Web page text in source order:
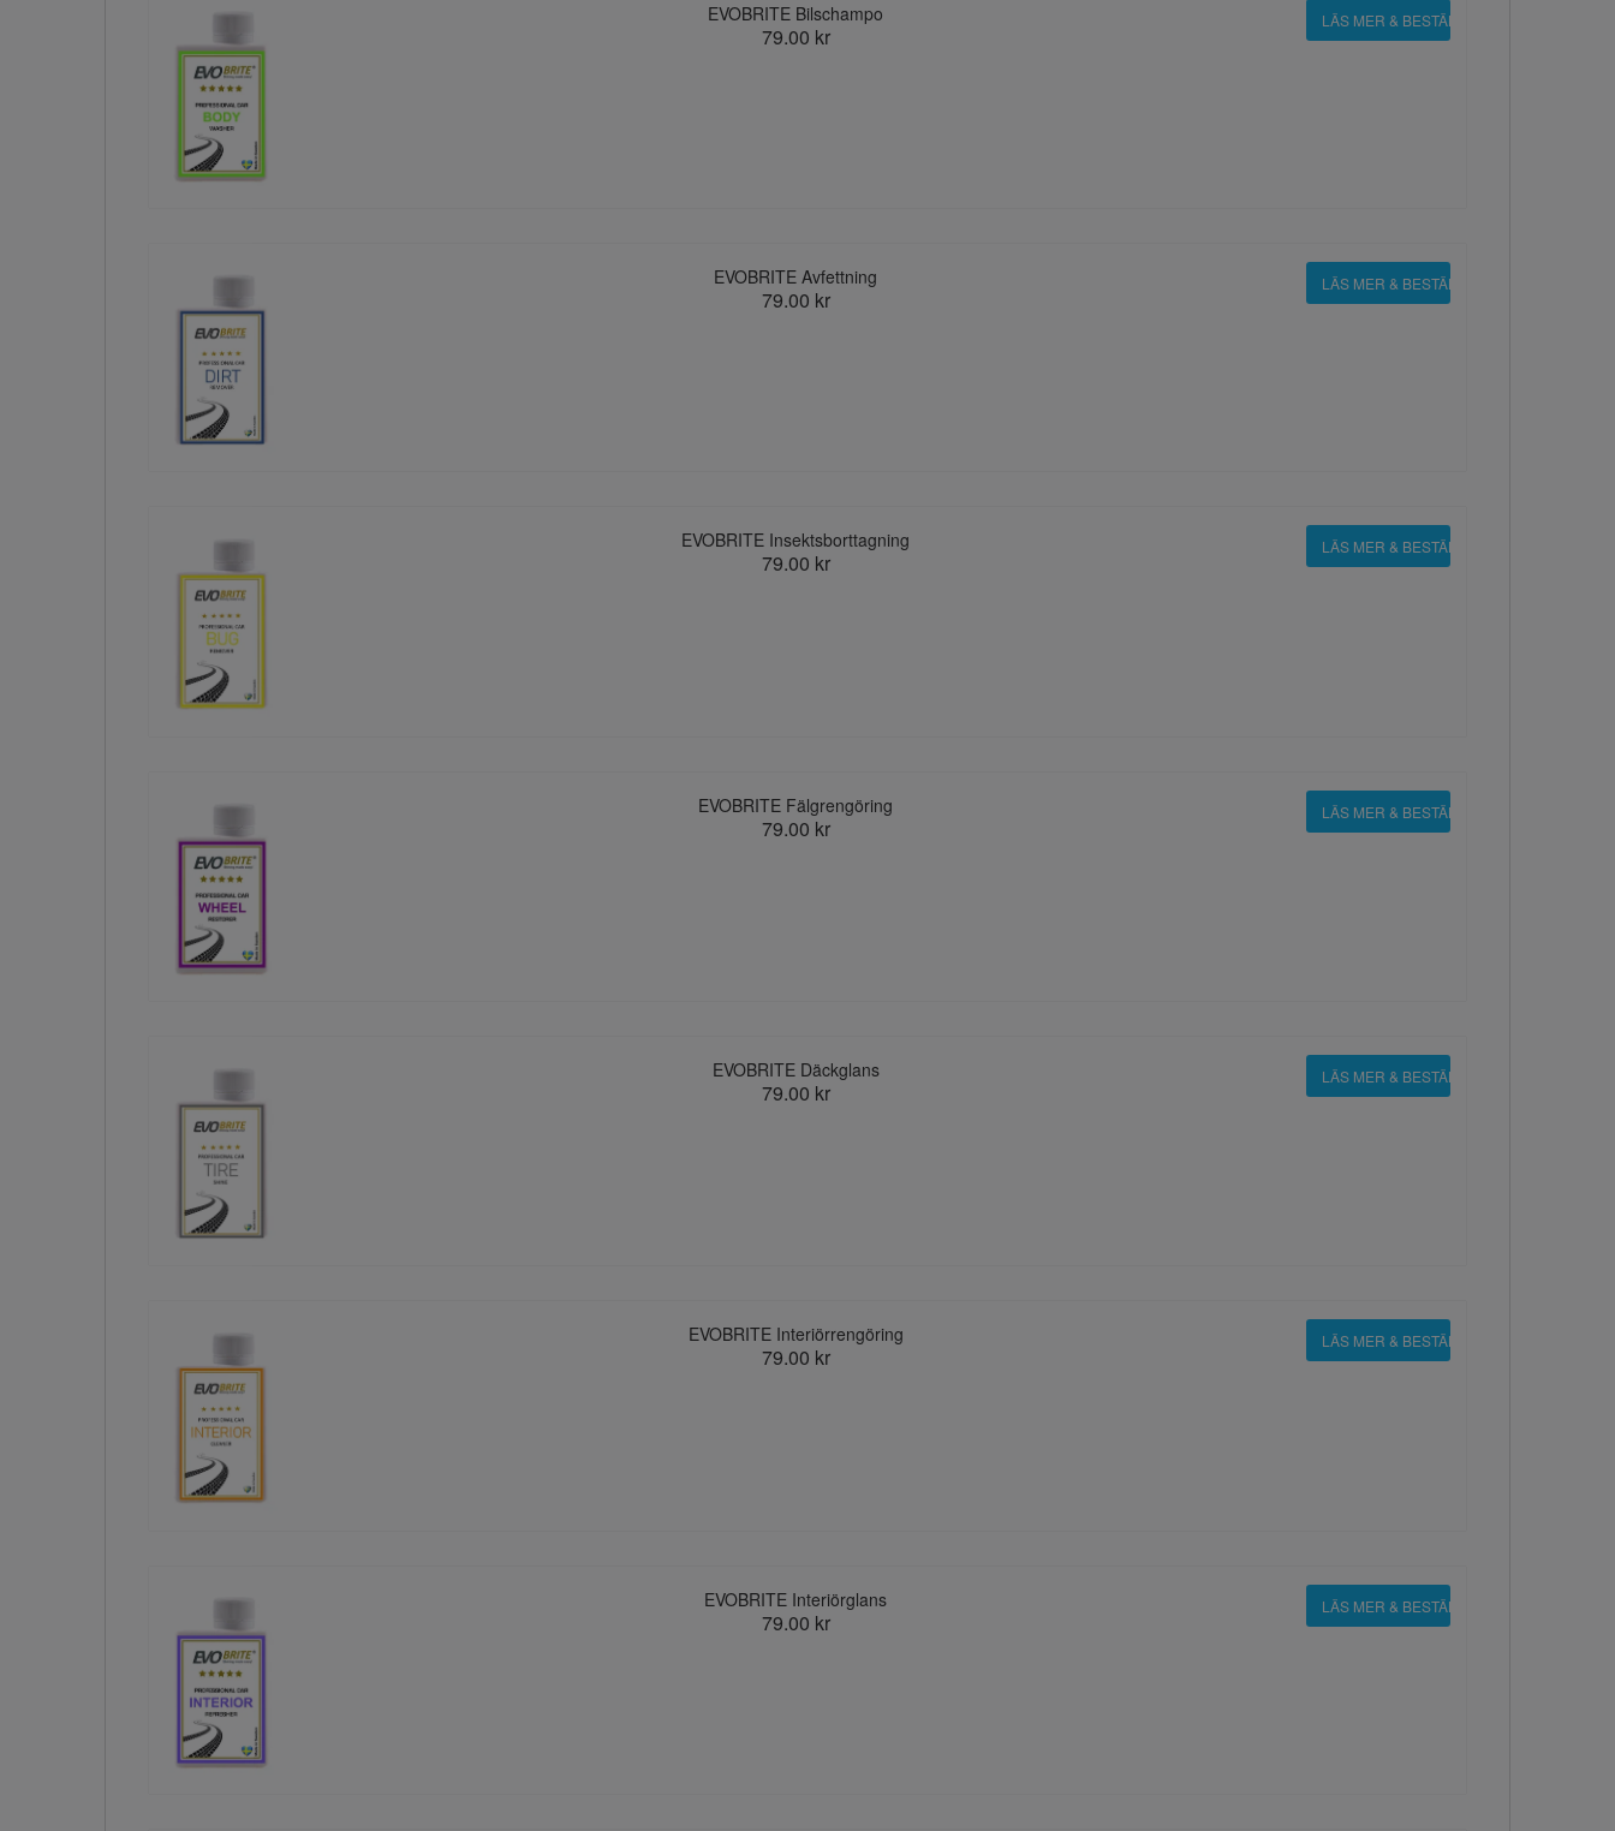
EVOBRITE Bilschampo
79.00 kr
LÄS MER & BESTÄLL
EVOBRITE Avfettning
79.00 kr
LÄS MER & BESTÄLL
EVOBRITE Insektsborttagning
79.00 kr
LÄS MER & BESTÄLL
EVOBRITE Fälgrengöring
79.00 kr
LÄS MER & BESTÄLL
EVOBRITE Däckglans
79.00 kr
LÄS MER & BESTÄLL
EVOBRITE Interiörrengöring
79.00 kr
LÄS MER & BESTÄLL
EVOBRITE Interiörglans
79.00 kr
LÄS MER & BESTÄLL